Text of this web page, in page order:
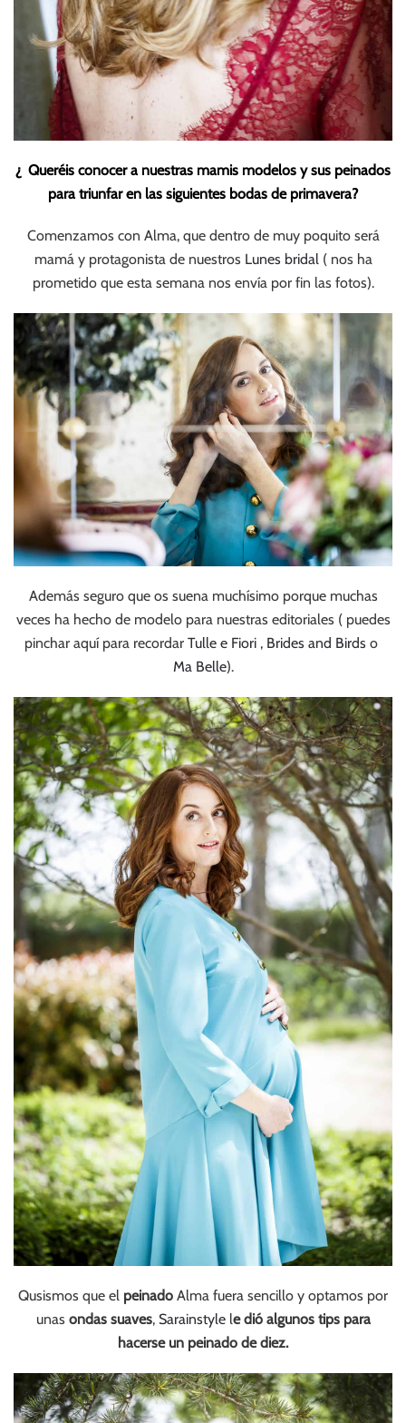
¿ Queréis conocer a nuestras mamis modelos y sus peinados
para triunfar en las siguientes bodas de primavera?
Comenzamos con Alma, que dentro de muy poquito será
mamá y protagonista de nuestros Lunes bridal ( nos ha
prometido que esta semana nos envía por fin las fotos).
Además seguro que os suena muchísimo porque muchas
veces ha hecho de modelo para nuestras editoriales ( puedes
pinchar aquí para recordar Tulle e Fiori , Brides and Birds o
Ma Belle).
Qusismos que el peinado Alma fuera sencillo y optamos por
unas ondas suaves, Sarainstylele dió algunos tips para
hacerse un peinado de diez.